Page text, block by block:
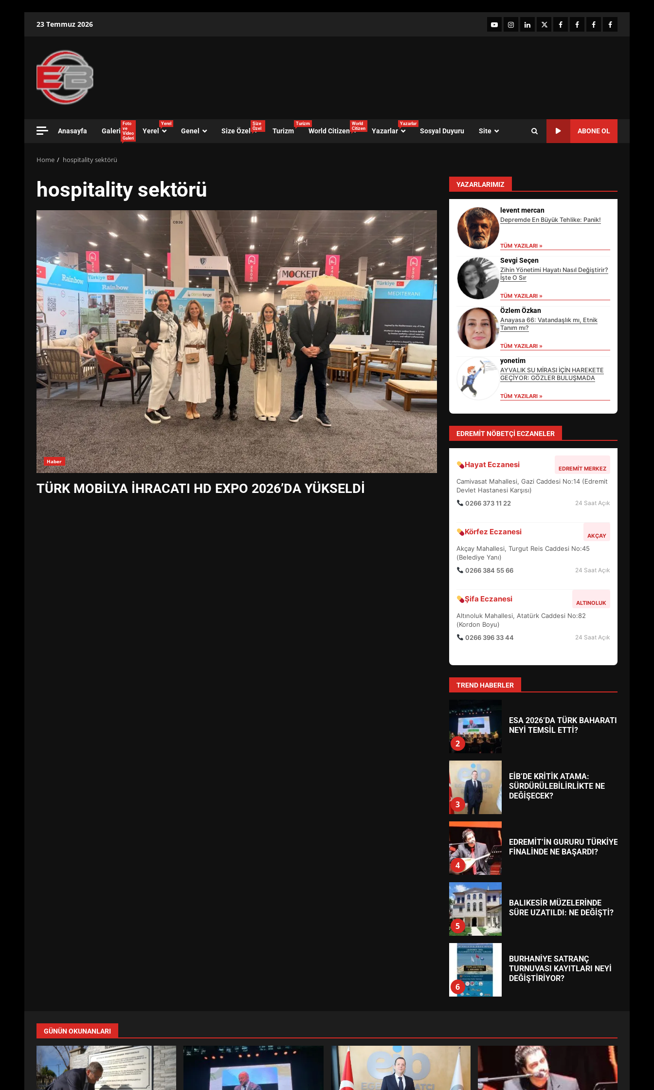
23 Temmuz 2026 YouTubeInstagram
LinkedIntwitterfacebook-Facebook-
Facebook-Facebook-
Anasayfa Galeri
Foto
ve
Video
Galeri
Yerel
Yerel
Genel Size Özel
Size
Özel
Turizm
Turizm
World Citizen
World
Citizen
Yazarlar
Yazarlar
Sosyal Duyuru Site ABONE OL
Home hospitality sektörü
hospitality sektörü
Haber
TÜRK MOBİLYA İHRACATI HD EXPO 2026’DA YÜKSELDİ
YAZARLARIMIZ
levent mercan
Depremde En Büyük Tehlike: Panik!
TÜM YAZILARI »
Sevgi Seçen
Zihin Yönetimi Hayatı Nasıl Değiştirir?
İşte O Sır
TÜM YAZILARI »
Özlem Özkan
Anayasa 66: Vatandaşlık mı, Etnik
Tanım mı?
TÜM YAZILARI »
yonetim
AYVALIK SU MİRASI İÇİN HAREKETE
GEÇİYOR: GÖZLER BULUŞMADA
TÜM YAZILARI »
EDREMIT NÖBETÇI ECZANELER
Hayat Eczanesi EDREMIT MERKEZ
Camivasat Mahallesi, Gazi Caddesi No:14 (Edremit
Devlet Hastanesi Karşısı)
0266 373 11 22
24 Saat Açık
Körfez Eczanesi AKÇAY
Akçay Mahallesi, Turgut Reis Caddesi No:45
(Belediye Yanı)
0266 384 55 66
24 Saat Açık
Şifa Eczanesi ALTINOLUK
Altınoluk Mahallesi, Atatürk Caddesi No:82
(Kordon Boyu)
0266 396 33 44
24 Saat Açık
TREND HABERLER
EİB’DE KRİTİK ATAMA:
SÜRDÜRÜLEBİLİRLİKTE NE
DEĞİŞECEK?
4
EDREMİT’İN GURURU TÜRKİYE
FİNALİNDE NE BAŞARDI?
5
BALIKESİR MÜZELERİNDE
SÜRE UZATILDI: NE DEĞİŞTİ?
6
BURHANİYE SATRANÇ
DEĞİŞTİRİYOR?
7
BURHANİYE
BELEDİYESPOR’DA YENİ
YÖNETİM NASIL ŞEKİLLENDİ?
1
HAREKETE GEÇİYOR: GÖZLER
2
ESA 2026’DA TÜRK BAHARATI
NEYİ TEMSİL ETTİ?
3
EİB’DE KRİTİK ATAMA:
SÜRDÜRÜLEBİLİRLİKTE NE
DEĞİŞECEK?
4
EDREMİT’İN GURURU TÜRKİYE
FİNALİNDE NE BAŞARDI?
5
BALIKESİR MÜZELERİNDE
SÜRE UZATILDI: NE DEĞİŞTİ?
6
BURHANİYE SATRANÇ
TURNUVASI KAYITLARI NEYİ
DEĞİŞTİRİYOR?
7
YÖNETİM NASIL ŞEKİLLENDİ?
AYVALIK SU MİRASI İÇİN
GÜNÜN OKUNANLARI